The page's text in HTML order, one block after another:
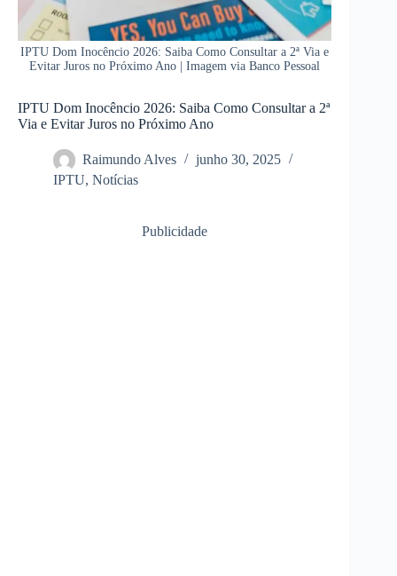
IPTU Dom Inocêncio 2026: Saiba Como Consultar a 2ª Via e
Evitar Juros no Próximo Ano | Imagem via Banco Pessoal
IPTU Dom Inocêncio 2026: Saiba Como Consultar a 2ª
Via e Evitar Juros no Próximo Ano
Raimundo Alves
junho 30, 2025
IPTU, Notícias
Publicidade